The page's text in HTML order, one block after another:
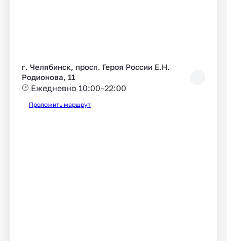
г. Челябинск, просп. Героя России Е.Н.
Родионова, 11
Ежедневно 10:00–22:00
Проложить маршрут